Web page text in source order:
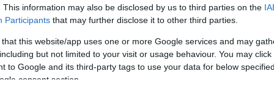
This information may also be disclosed by us to third parties on the
Participants that may further disclose it to other third parties.
that this website/app uses one or more Google services and may
but not limited to your visit or usage behaviour. You may
to Google and its third-party tags to use your data for below
consent section.